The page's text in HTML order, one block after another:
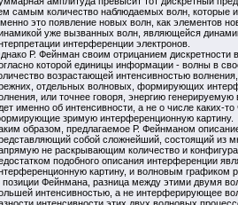
самым количество наблюдаемых волн, которые
это появление новых волн, как элементов
уже вызванных волн, являющейся
интерференции электронов.
Р. Фейнман своим отрицанием дискретности
которой единицы информации - волны в
возрастающей интенсивностью
отдельных волновых, формирующих
или точнее говоря, энергию
именно об интенсивности, а не о числе каких-
зримую интерференционную
образом, предлагаемое Р. Фейнманом
собой сложнейший, состоящий из
не раскрывающим количество и
подобного описания интерференции
картину, и волновым графиком
Фейнмана, разница между этими двумя
интенсивностью, а не интерферирующее